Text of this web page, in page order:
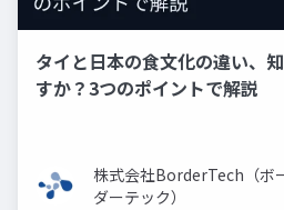
タイと日本の食文化の違い、
すか？3つのポイントで解説
株式会社BorderTech（ボ
ダーテック）